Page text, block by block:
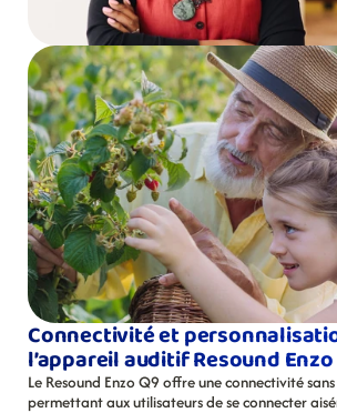
Connectivité et
l’appareil auditif Resound
Le Resound Enzo Q9 offre une connectivité
permettant aux utilisateurs de se connecter